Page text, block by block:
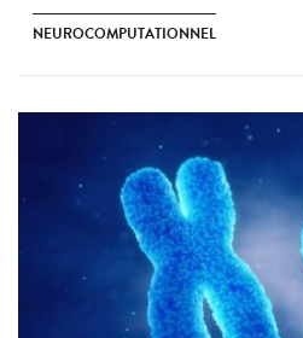
NEUROCOMPUTATIONNEL